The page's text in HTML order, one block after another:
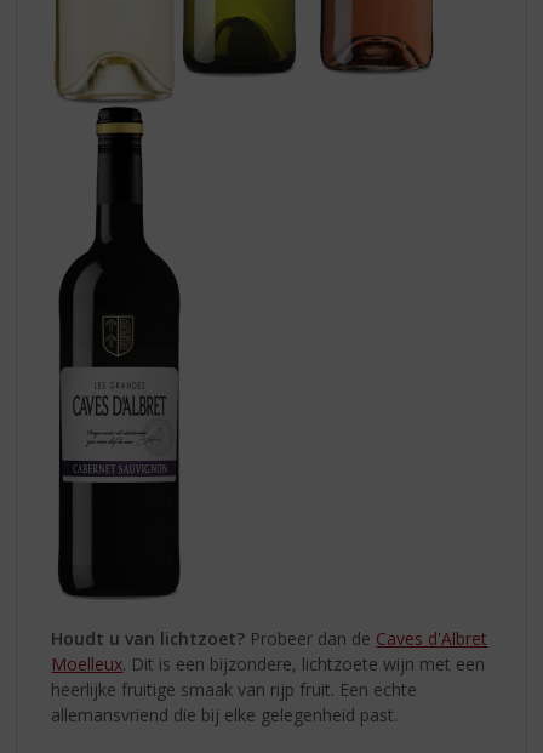
Houdt u van lichtzoet? Probeer dan de Caves d'Albret
Moelleux. Dit is een bijzondere, lichtzoete wijn met een
heerlijke fruitige smaak van rijp fruit. Een echte
allemansvriend die bij elke gelegenheid past.